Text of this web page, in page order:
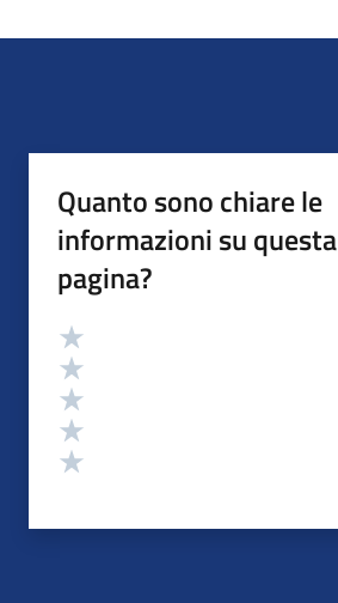
Quanto sono chiare le
informazioni su questa
pagina?
Valutazione